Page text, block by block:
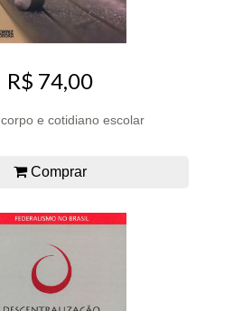
R$ 74,00
e cotidiano escolar
Comprar